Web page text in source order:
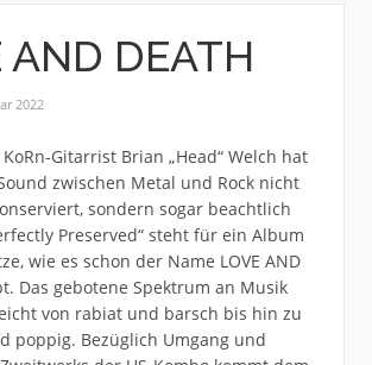
AND DEATH
2022
Gitarrist Brian „Head“ Welch hat
zwischen Metal und Rock nicht
sondern sogar beachtlich
Preserved“ steht für ein Album
wie es schon der Name LOVE AND
Das gebotene Spektrum an Musik
von rabiat und barsch bis hin zu
poppig. Bezüglich Umgang und